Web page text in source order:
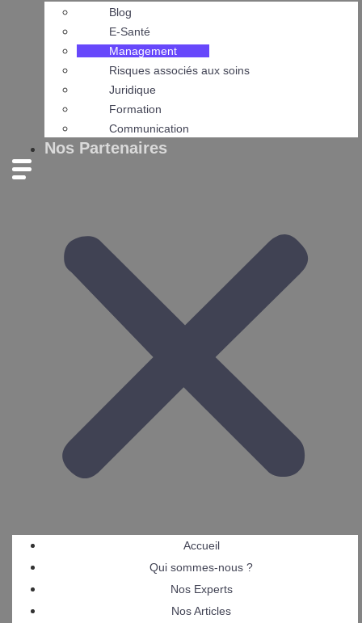
Blog
E-Santé
Management
Risques associés aux soins
Juridique
Formation
Communication
Nos Partenaires
Accueil
Qui sommes-nous ?
Nos Experts
Nos Articles